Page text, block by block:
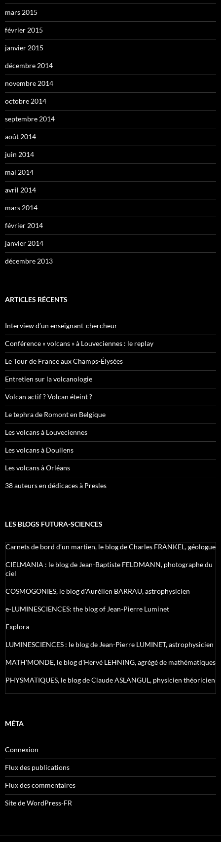
mars 2015
février 2015
janvier 2015
décembre 2014
novembre 2014
octobre 2014
septembre 2014
août 2014
juin 2014
mai 2014
avril 2014
mars 2014
février 2014
janvier 2014
décembre 2013
ARTICLES RÉCENTS
Interview d’un enseignant-chercheur
Conférence « volcans » à Louveciennes : le replay
Le Tour de France aux Champs-Élysées
Entretien sur la volcanologie
Volcan actif ? Volcan éteint ?
Le tephra de Romont en Belgique
Les volcans à Louveciennes
Les volcans à Doullens
Les volcans à Orléans
38 auteurs en dédicaces à Presles
LES BLOGS FUTURA-SCIENCES
Carnets de bord d’un martien, le blog de Charles FRANKEL, géologue
CIELMANIA : le blog de Jean-Baptiste FELDMANN, photographe du
ciel
COSMOGONIES, le blog d'Aurélien BARRAU, astrophysicien
e-LUMINESCIENCES: the blog of Jean-Pierre Luminet
Explora
LUMINESCIENCES : le blog de Jean-Pierre LUMINET, astrophysicien
MATH'MONDE, le blog d'Hervé LEHNING, agrégé de mathématiques
PHYSMATIQUES, le blog de Claude ASLANGUL, physicien théoricien
MÉTA
Connexion
Flux des publications
Flux des commentaires
Site de WordPress-FR